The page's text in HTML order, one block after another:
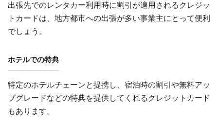
出張先でのレンタカー利用時に割引が適用されるクレジッ
トカードは、地方都市への出張が多い事業主にとって便利
でしょう。
ホテルでの特典
特定のホテルチェーンと提携し、宿泊時の割引や無料アッ
プグレードなどの特典を提供してくれるクレジットカード
もあります。